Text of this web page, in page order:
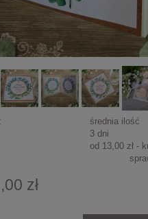
średnia ilość
3 dni
od 13,00 zł -
zawiera ewentualnych kosztów
zł